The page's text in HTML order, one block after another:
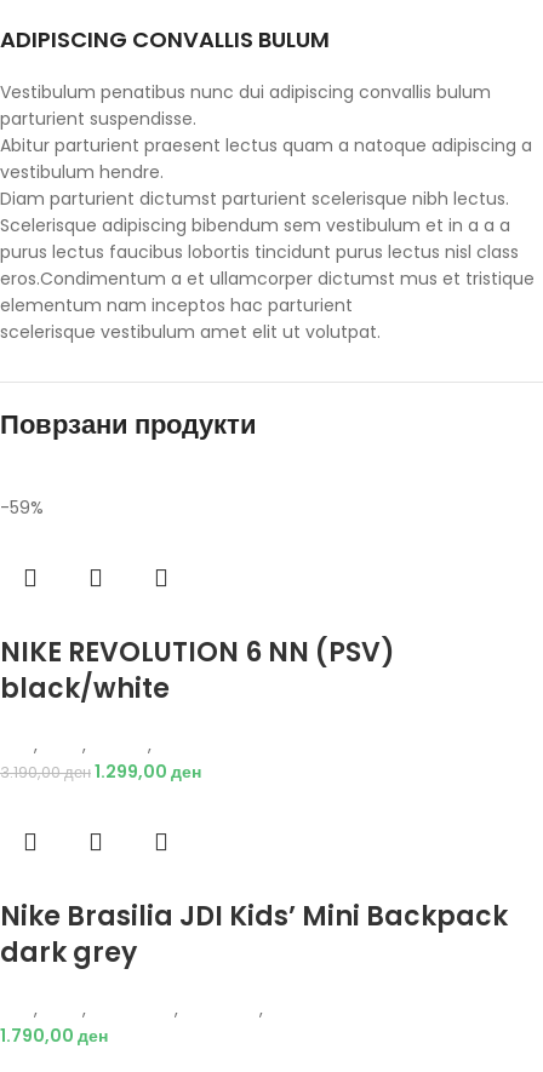
ADIPISCING CONVALLIS BULUM
Vestibulum penatibus nunc dui adipiscing convallis bulum
parturient suspendisse.
Abitur parturient praesent lectus quam a natoque adipiscing a
vestibulum hendre.
Diam parturient dictumst parturient scelerisque nibh lectus.
Scelerisque adipiscing bibendum sem vestibulum et in a a a
purus lectus faucibus lobortis tincidunt purus lectus nisl class
eros.Condimentum a et ullamcorper dictumst mus et tristique
elementum nam inceptos hac parturient
scelerisque vestibulum amet elit ut volutpat.
Поврзани продукти
-59%
NIKE REVOLUTION 6 NN (PSV)
black/white
, , ,
3.190,00ден1.299,00 ден
Nike Brasilia JDI Kids’ Mini Backpack
dark grey
, , , ,
1.790,00 ден